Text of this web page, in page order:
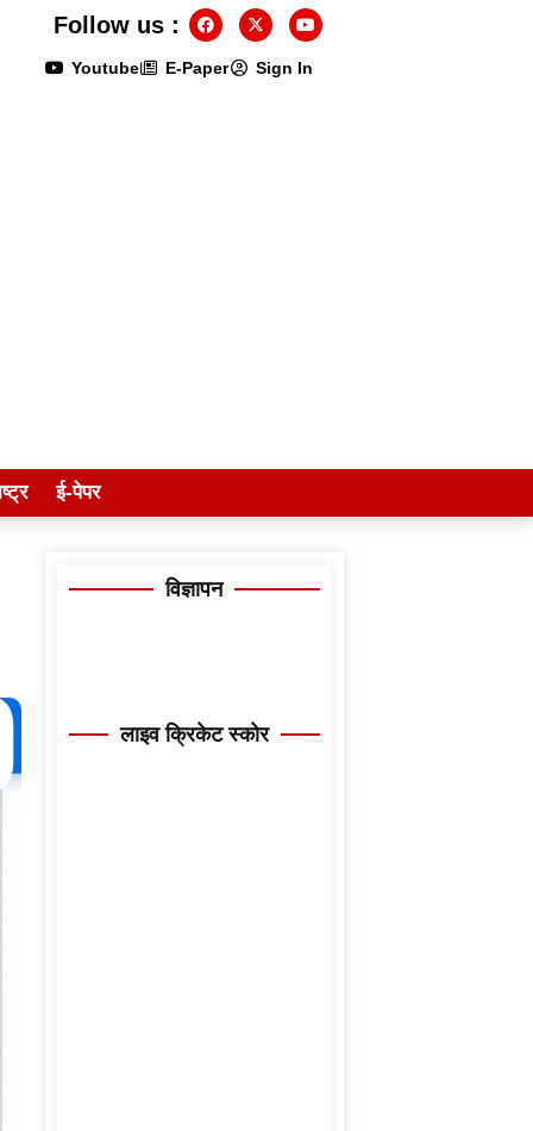
Youtube E-Paper Sign In
Follow us :
ई-पेपर
विज्ञापन
लाइव क्रिकेट स्कोर